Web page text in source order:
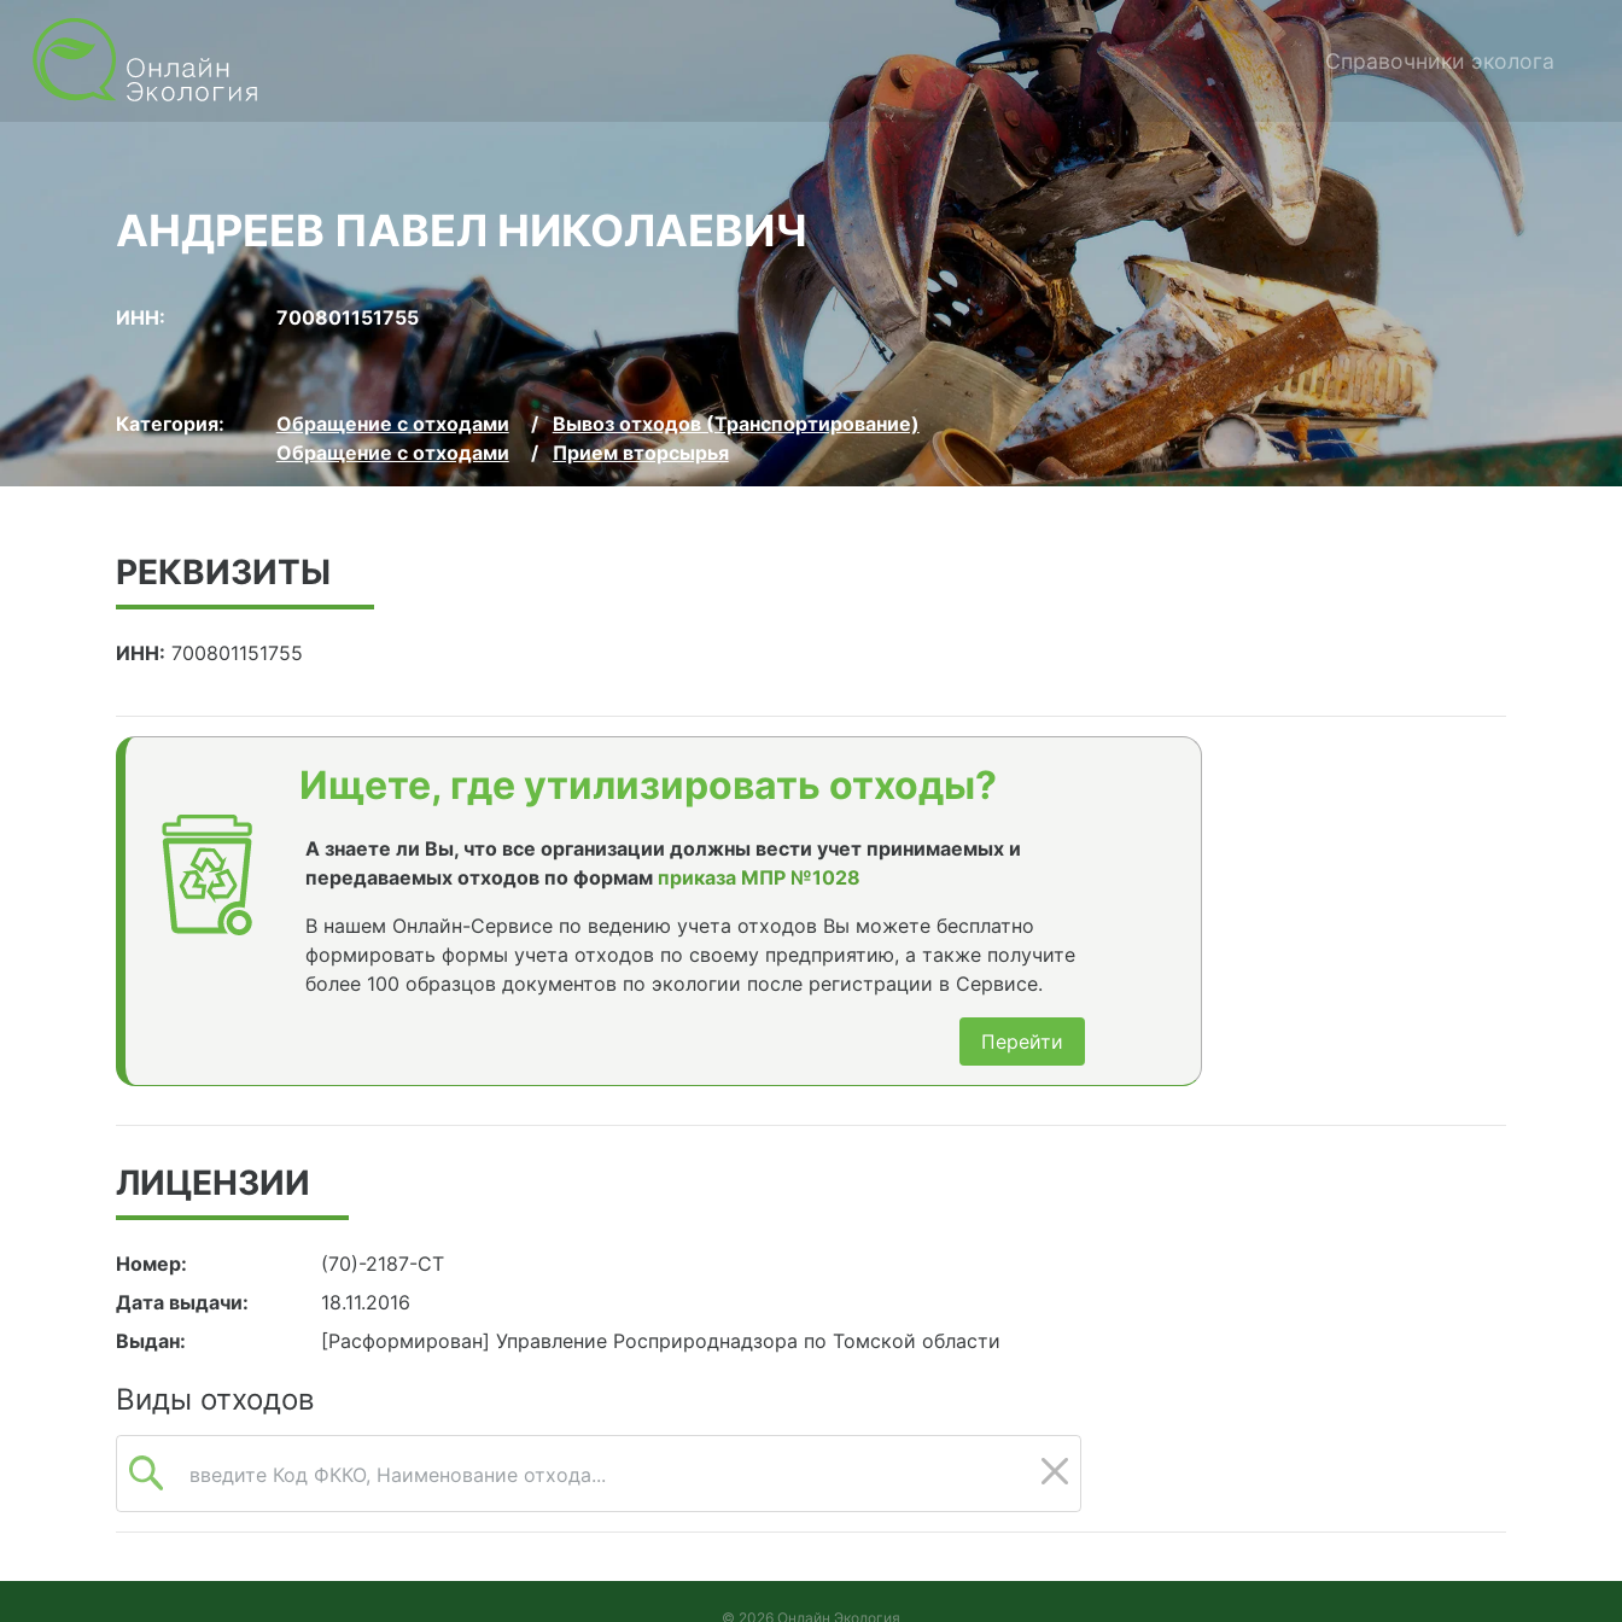
Справочники эколога
АНДРЕЕВ ПАВЕЛ НИКОЛАЕВИЧ
ИНН: 700801151755
Категория: Обращение с отходами
Вывоз отходов (Транспортирование)
Обращение с отходами
Прием вторсырья
РЕКВИЗИТЫ
ИНН: 700801151755
Ищете, где утилизировать отходы?
А знаете ли Вы, что все организации должны вести учет принимаемых и
передаваемых отходов по формам приказа МПР №1028
В нашем Онлайн-Сервисе по ведению учета отходов Вы можете бесплатно
формировать формы учета отходов по своему предприятию, а также получите
более 100 образцов документов по экологии после регистрации в Сервисе.
Перейти
ЛИЦЕНЗИИ
Номер:
(70)-2187-СТ
Дата выдачи:
18.11.2016
Выдан:
[Расформирован] Управление Росприроднадзора по Томской области
Виды отходов
введите Код ФККО, Наименование отхода...
© 2026 Онлайн Экология